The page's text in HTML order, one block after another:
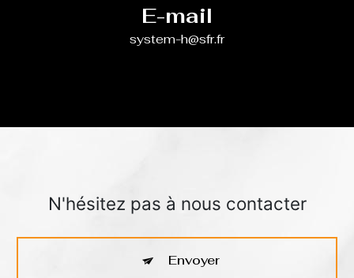
E-mail
system-h@sfr.fr
N'hésitez pas à nous contacter
Envoyer